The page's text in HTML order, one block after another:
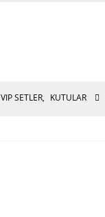
VIP SETLER, KUTULAR